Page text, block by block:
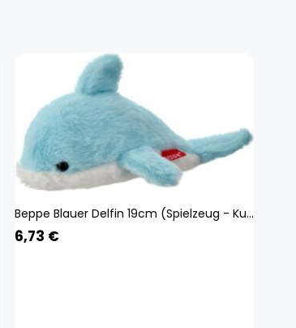
Beppe Blauer Delfin 19cm (Spielzeug - Kuscheltiere) 13908
6,73 €